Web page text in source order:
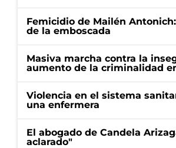
Femicidio de Mailén
de la emboscada
Masiva marcha contra la
aumento de la criminalidad
Violencia en el sistema
una enfermera
El abogado de Candela
aclarado"